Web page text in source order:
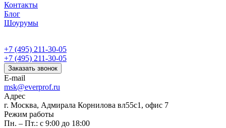
Контакты
Блог
Шоурумы
+7 (495) 211-30-05
+7 (495) 211-30-05
Заказать звонок
E-mail
msk@everprof.ru
Адрес
г. Москва, Адмирала Корнилова вл55с1, офис 7
Режим работы
Пн. – Пт.: с 9:00 до 18:00